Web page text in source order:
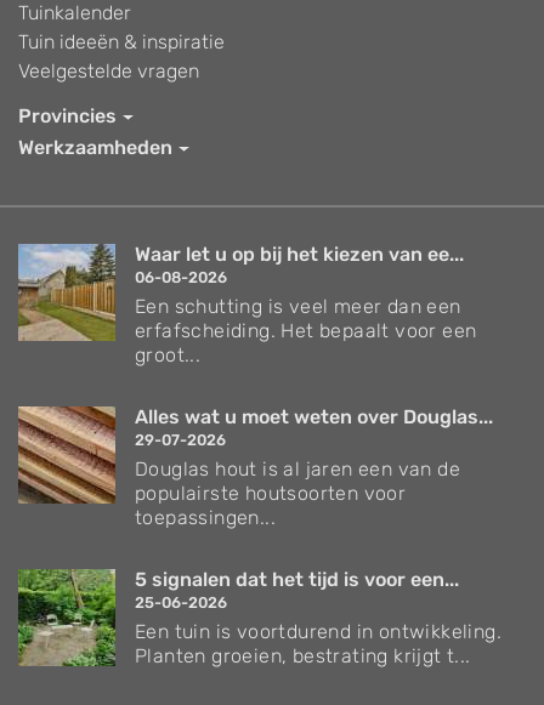
Tuinkalender
Tuin ideeën & inspiratie
Veelgestelde vragen
Provincies
Werkzaamheden
Waar let u op bij het kiezen van ee...
06-08-2026
Een schutting is veel meer dan een
erfafscheiding. Het bepaalt voor een
groot...
Alles wat u moet weten over Douglas...
29-07-2026
Douglas hout is al jaren een van de
populairste houtsoorten voor
toepassingen...
5 signalen dat het tijd is voor een...
25-06-2026
Een tuin is voortdurend in ontwikkeling.
Planten groeien, bestrating krijgt t...